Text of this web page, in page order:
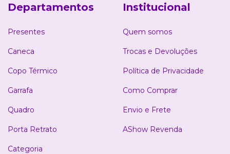
Departamentos
Presentes
Caneca
Copo Térmico
Garrafa
Quadro
Porta Retrato
Categoria
Institucional
Quem somos
Trocas e Devoluções
Política de Privacidade
Como Comprar
Envio e Frete
AShow Revenda